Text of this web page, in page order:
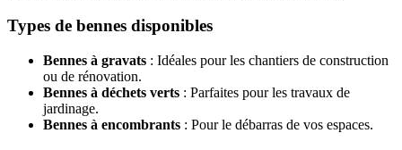
Types de bennes disponibles
Bennes à gravats : Idéales pour les chantiers de construction
ou de rénovation.
Bennes à déchets verts : Parfaites pour les travaux de
jardinage.
Bennes à encombrants : Pour le débarras de vos espaces.